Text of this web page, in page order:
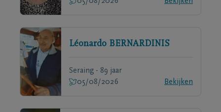
Léonardo BERNARDINIS
Seraing - 89 jaar
05/08/2026
Bekijken